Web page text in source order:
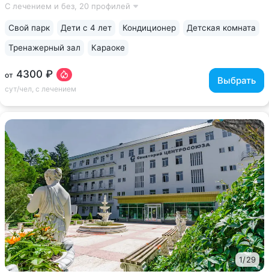
• Включено трёхразовое питание «меню—заказ». 7 видов
С лечением и без, 20 профилей
от 4300 ₽
сут/чел, с лечением
Выбрать
Свой парк Дети с 4 лет Кондиционер Детская комната
Тренажерный зал Караоке
1/29